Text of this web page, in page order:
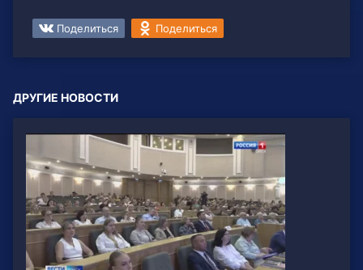
Поделиться Поделиться
ДРУГИЕ НОВОСТИ